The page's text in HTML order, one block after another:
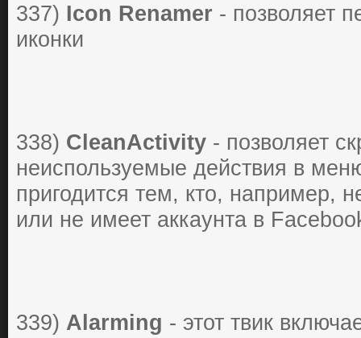
337) Icon Renamer - позволяет
иконки
338) CleanActivity - позволяет
неиспользуемые действия в
пригодится тем, кто, например,
или не имеет аккаунта в
339) Alarming - этот твик